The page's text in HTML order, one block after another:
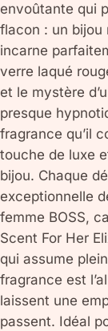
envoûtante qui
flacon : un bijou
incarne
verre laqué
et le mystère
presque
fragrance qu’il
touche de luxe
bijou. Chaque
exceptionnelle
femme BOSS,
Scent For Her
qui assume
fragrance est
laissent une
passent. Idéal